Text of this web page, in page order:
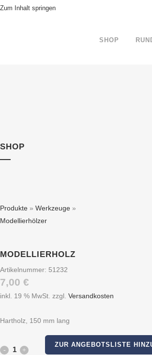
Zum Inhalt springen
SHOP
SHOP
Produkte » Werkzeuge »
Modellierhölzer
MODELLIERHOLZ
Artikelnummer: 51232
7,00 €
inkl. 19 % MwSt. zzgl. Versandkosten
Hartholz, 150 mm lang
Modellierholz
ZUR ANGEBOTSLISTE